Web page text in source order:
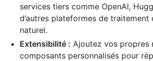
services tiers comme OpenAI,
d’autres plateformes de traitement
naturel.
Extensibilité : Ajoutez vos propres
composants personnalisés pour